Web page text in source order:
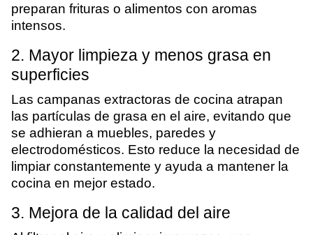
preparan frituras o alimentos con aromas
intensos.
2. Mayor limpieza y menos grasa en
superficies
Las campanas extractoras de cocina atrapan
las partículas de grasa en el aire, evitando que
se adhieran a muebles, paredes y
electrodomésticos. Esto reduce la necesidad de
limpiar constantemente y ayuda a mantener la
cocina en mejor estado.
3. Mejora de la calidad del aire